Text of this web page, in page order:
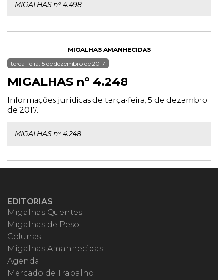
MIGALHAS nº 4.498
MIGALHAS AMANHECIDAS
terça-feira, 5 de dezembro de 2017
MIGALHAS nº 4.248
Informações jurídicas de terça-feira, 5 de dezembro
de 2017.
MIGALHAS nº 4.248
EDITORIAS
Migalhas Quentes
Migalhas de Peso
Colunas
Migalhas Amanhecidas
Agenda
Mercado de Trabalho